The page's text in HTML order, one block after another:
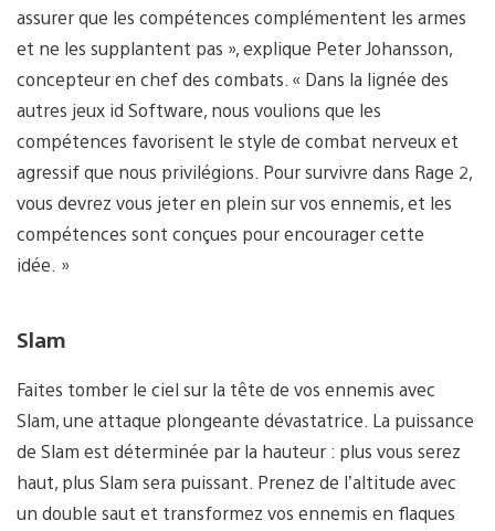
assurer que les compétences complémentent les armes
et ne les supplantent pas », explique Peter Johansson,
concepteur en chef des combats. « Dans la lignée des
autres jeux id Software, nous voulions que les
compétences favorisent le style de combat nerveux et
agressif que nous privilégions. Pour survivre dans Rage 2,
vous devrez vous jeter en plein sur vos ennemis, et les
compétences sont conçues pour encourager cette
idée. »
Slam
Faites tomber le ciel sur la tête de vos ennemis avec
Slam, une attaque plongeante dévastatrice. La puissance
de Slam est déterminée par la hauteur : plus vous serez
haut, plus Slam sera puissant. Prenez de l’altitude avec
un double saut et transformez vos ennemis en flaques